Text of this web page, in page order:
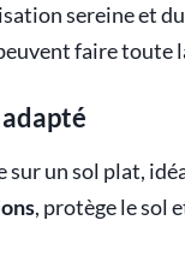
sereine et
faire toute
un sol plat,
, protège le sol